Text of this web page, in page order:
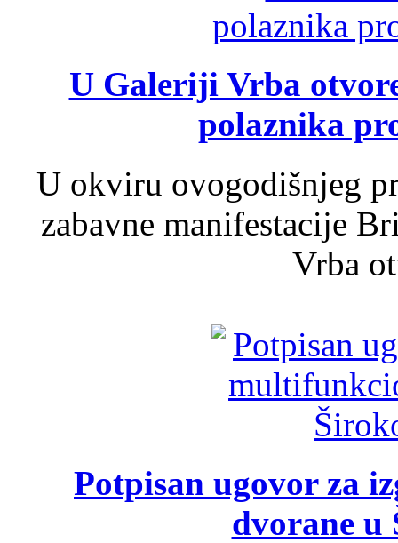
U Galeriji Vrba
polaznika
U okviru ovogodišnjeg
zabavne manifestacije
Vrba
Potpisan ugovor za
dvorane u